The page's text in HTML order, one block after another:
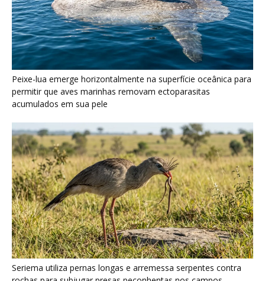
Seriema utiliza pernas longas e arremessa serpentes contra
rochas para subjugar presas peçonhentas nos campos
Poraquê sincroniza descargas elétricas em grupo para
amplificar campo elétrico e atordoar cardumes de peixes
maiores na Amazônia